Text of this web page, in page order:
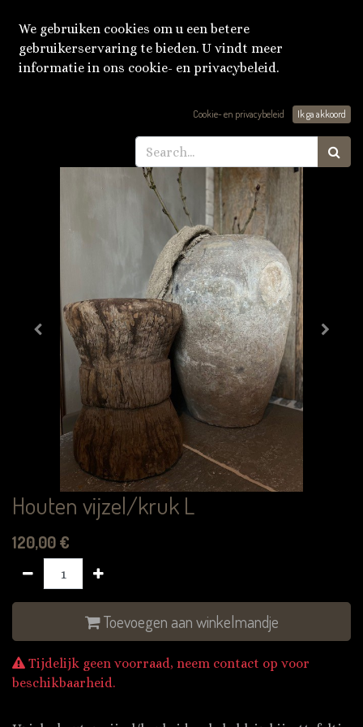
Houten vijzel/kruk L
120,00€
Toevoegen aan winkelmandje
Tijdelijk geen voorraad, neem contact op voor
beschikbaarheid.
We gebruiken cookies om u een betere
gebruikerservaring te bieden. U vindt meer
informatie in ons cookie- en privacybeleid.
Cookie- en privacybeleid Ik ga akkoord